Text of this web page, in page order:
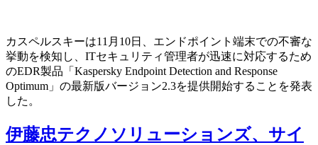
カスペルスキーは11月10日、エンドポイント端末での不審な
挙動を検知し、ITセキュリティ管理者が迅速に対応するため
のEDR製品「Kaspersky Endpoint Detection and Response
Optimum」の最新版バージョン2.3を提供開始することを発表
した。
伊藤忠テクノソリューションズ、サイ